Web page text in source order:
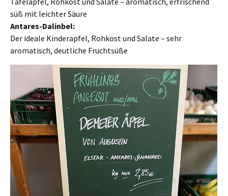
süß mit leichter Säure
Antares-Dalinbel:
Der ideale Kinderapfel, Rohkost und Salate – sehr
aromatisch, deutliche Fruchtsüße